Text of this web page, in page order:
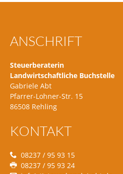
ANSCHRIFT
Steuerberaterin
Landwirtschaftliche Buchstelle
Gabriele Abt
Pfarrer-Lohner-Str. 15
86508 Rehling
KONTAKT
08237 / 95 93 15
08237 / 95 93 24